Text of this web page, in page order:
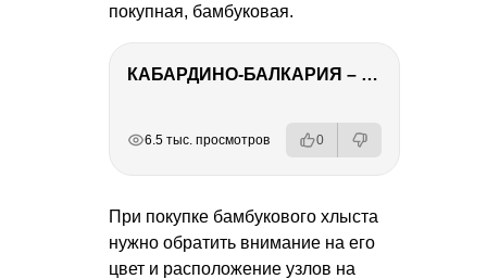
покупная, бамбуковая.
КАБАРДИНО-БАЛКАРИЯ – ПУТЕШЕСТВИЕ НА КАВКАЗ часть 3
6.5 тыс. просмотров 0
При покупке бамбукового хлыста
нужно обратить внимание на его
цвет и расположение узлов на